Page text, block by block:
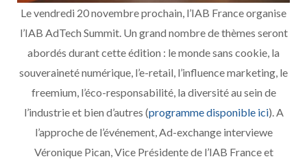
Le vendredi 20 novembre prochain, l’IAB France organise
l’IAB AdTech Summit. Un grand nombre de thèmes seront
abordés durant cette édition : le monde sans cookie, la
souveraineté numérique, l’e-retail, l’influence marketing, le
freemium, l’éco-responsabilité, la diversité au sein de
l’industrie et bien d’autres (programme disponible ici). A
l’approche de l’événement, Ad-exchange interviewe
Véronique Pican, Vice Présidente de l’IAB France et